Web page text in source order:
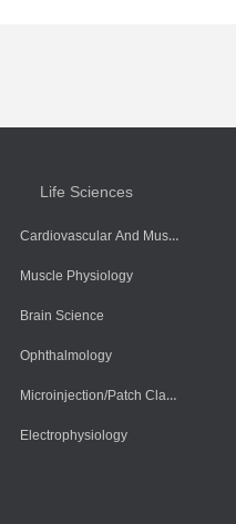
Life Sciences
Cardiovascular And Muscle Cells
Muscle Physiology
Brain Science
Ophthalmology
Microinjection/Patch Clamp System
Electrophysiology